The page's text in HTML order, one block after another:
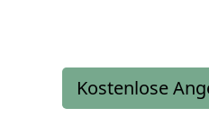
Kostenlose